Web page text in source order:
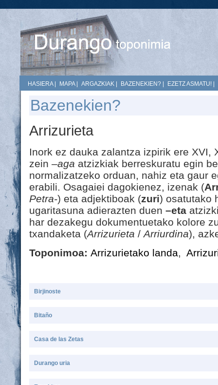
HASIERA| MAPA| ARGAZKIAK BAZENEKIEN? EZETZ ASMATU!
Bazenekien?
Arrizurieta
Inork ez dauka zalantza izpirik ere XVI,
zein –aga atzizkiak berreskuratu egin
normalizatzeko orduan, nahiz eta gaur
erabili. Osagaiei dagokienez, izenak (
Petra-) eta adjektiboak (zuri) osatutako
ugaritasuna adierazten duen –eta
har dezakegu dokumentuetako kolore
txandaketa (Arrizurieta /Arriurdina),
Toponimoa: Arrizurietako landa,
Birjinoste
Bitaño
Casa de las Zetas
Durango uria